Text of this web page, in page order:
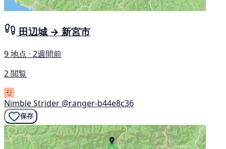
田辺城 → 新宮市
9 地点 · 2週間前
2 閲覧
Nimble Strider @ranger-b44e8c36
保存